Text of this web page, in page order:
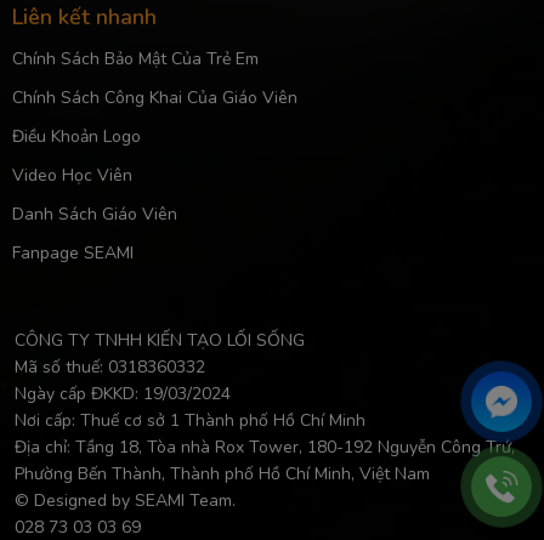
Liên kết nhanh
Chính Sách Bảo Mật Của Trẻ Em
Chính Sách Công Khai Của Giáo Viên
Điều Khoản Logo
Video Học Viên
Danh Sách Giáo Viên
Fanpage SEAMI
CÔNG TY TNHH KIẾN TẠO LỐI SỐNG
Mã số thuế: 0318360332
Ngày cấp ĐKKD: 19/03/2024
Nơi cấp: Thuế cơ sở 1 Thành phố Hồ Chí Minh
Địa chỉ: Tầng 18, Tòa nhà Rox Tower, 180-192 Nguyễn Công Trứ,
Phường Bến Thành, Thành phố Hồ Chí Minh, Việt Nam
© Designed by SEAMI Team.
028 73 03 03 69